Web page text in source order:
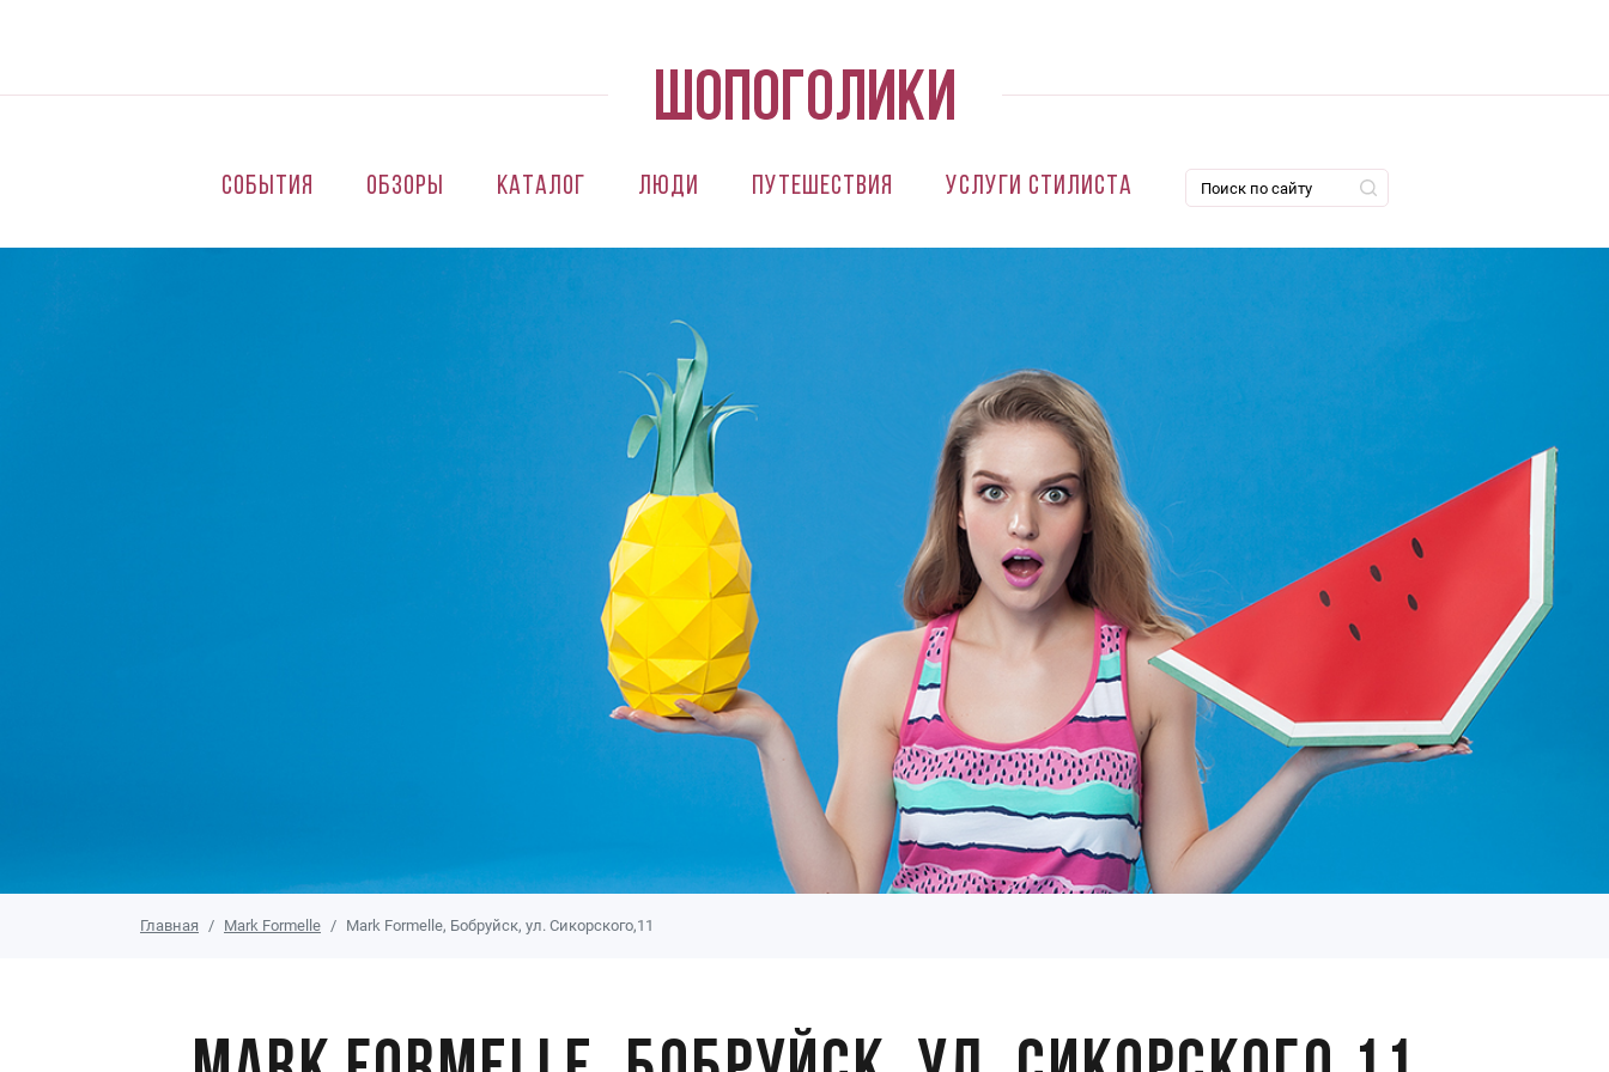
События Обзоры Каталог Люди Путешествия Услуги стилиста
Главная Mark Formelle Mark Formelle, Бобруйск, ул. Сикорского,11